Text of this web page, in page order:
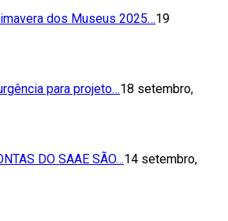
dos Museus 2025…19
para projeto…18 setembro,
DO SAAE SÃO…14 setembro,